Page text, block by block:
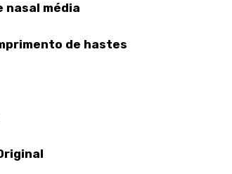
nasal média
de hastes